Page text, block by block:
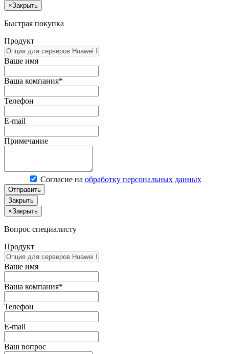
×Закрыть
Быстрая покупка
Продукт
Ваше имя
Ваша компания*
Телефон
E-mail
Примечание
Согласие на обработку персональных данных
Отправить
Закрыть
×Закрыть
Вопрос специалисту
Продукт
Ваше имя
Ваша компания*
Телефон
E-mail
Ваш вопрос